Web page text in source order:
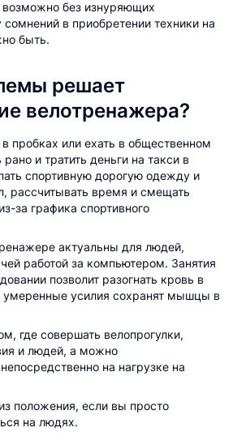
возможно без изнуряющих
в приобретении техники на
быть.
решает
велотренажера?
пробках или ехать в общественном
и тратить деньги на такси в
спортивную дорогую одежду и
рассчитывать время и смещать
за графика спортивного
актуальны для людей,
работой за компьютером. Занятия
позволит разогнать кровь в
умеренные усилия сохранят мышцы в
где совершать велопрогулки,
и людей, а можно
на нагрузке на
положения, если вы просто
на людях.